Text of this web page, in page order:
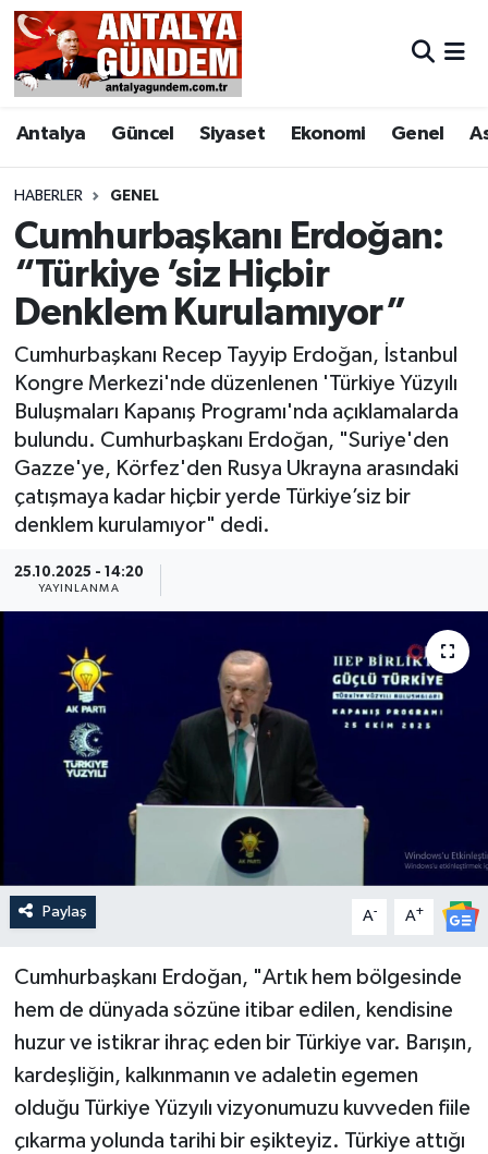
Antalya Güncel Siyaset Ekonomi Genel
HABERLER GENEL
Cumhurbaşkanı Erdoğan:
“Türkiye ’siz Hiçbir
Denklem Kurulamıyor”
Cumhurbaşkanı Recep Tayyip Erdoğan, İstanbul
Kongre Merkezi'nde düzenlenen 'Türkiye Yüzyılı
Buluşmaları Kapanış Programı'nda açıklamalarda
bulundu. Cumhurbaşkanı Erdoğan, "Suriye'den
Gazze'ye, Körfez'den Rusya Ukrayna arasındaki
çatışmaya kadar hiçbir yerde Türkiye’siz bir
denklem kurulamıyor" dedi.
25.10.2025 - 14:20
YAYINLANMA
Paylaş A- A+
Cumhurbaşkanı Erdoğan, "Artık hem bölgesinde
hem de dünyada sözüne itibar edilen, kendisine
huzur ve istikrar ihraç eden bir Türkiye var. Barışın,
kardeşliğin, kalkınmanın ve adaletin egemen
olduğu Türkiye Yüzyılı vizyonumuzu kuvveden fiile
çıkarma yolunda tarihi bir eşikteyiz. Türkiye attığı
Antalya
Asayiş
Bilim & Teknoloji
Bölge
EĞİTİM
Ekonomi
Genel
Görüntülü Haber
Güncel
Kültür & Sanat
Resmi İlan
Sağlık & Yaşam
Antalya Nöbetçi Eczaneler
Antalya Hava Durumu
Antalya Namaz Vakitleri
Antalya Trafik Yoğunluk Haritası
Süper Lig Puan Durumu ve Fikstür
Tüm Manşetler
Son Dakika Haberleri
Haber Arşivi